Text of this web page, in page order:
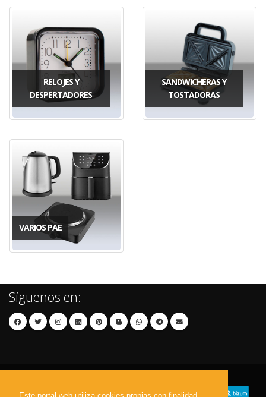
RELOJES Y
DESPERTADORES
SANDWICHERAS Y
TOSTADORAS
VARIOS PAE
Síguenos en: